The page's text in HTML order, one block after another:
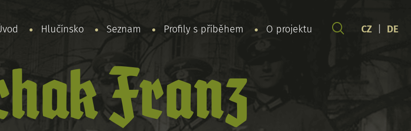
Hlučínsko Seznam Profily s příběhem O projektu CZ DE
Franz